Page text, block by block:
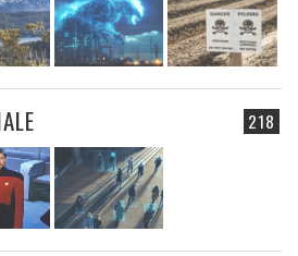
218